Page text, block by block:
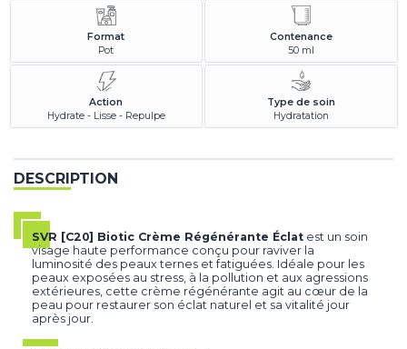
Format
Pot
Contenance
50 ml
Action
Hydrate - Lisse - Repulpe
Type de soin
Hydratation
DESCRIPTION
SVR [C20] Biotic Crème Régénérante Éclat est un soin
visage haute performance conçu pour raviver la
luminosité des peaux ternes et fatiguées. Idéale pour les
peaux exposées au stress, à la pollution et aux agressions
extérieures, cette crème régénérante agit au cœur de la
peau pour restaurer son éclat naturel et sa vitalité jour
après jour.